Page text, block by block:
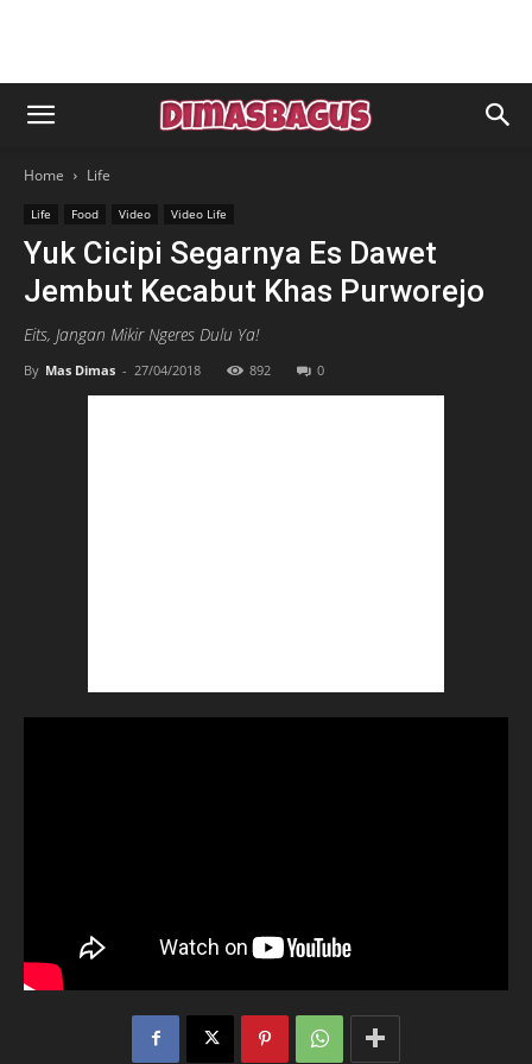
Home Life
Life Food Video Video Life
Yuk Cicipi Segarnya Es Dawet
Jembut Kecabut Khas Purworejo
Eits, Jangan Mikir Ngeres Dulu Ya!
By Mas Dimas - 27/04/2018 892 0